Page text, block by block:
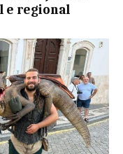
e regional